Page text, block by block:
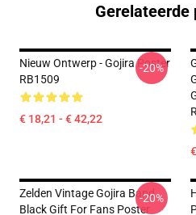
Gerelateerde
Nieuw Ontwerp - Gojira Poster
RB1509
€ 18,21 - € 42,22
-20%
Zelden Vintage Gojira Band
Black Gift For Fans Poster
-20%